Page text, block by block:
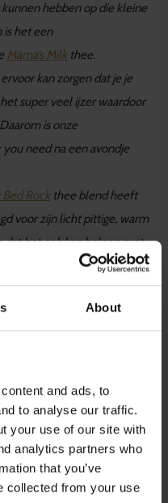
About
and ads, to
to analyse our traffic.
your use of our site with
analytics partners who
that you’ve
collected from your use
hebben op die kleine
is het een
Mama’s Milk thee.
kan zorgen dat je je
super veel ijzer waardoor
is onze
need na een avondje
Rock thee blend heeft
voor zijn licht pittige, warm
dat het ook kan helpen met
blend rocken jullie niet
dat niet alleen een heerlijke
zorgen voor een
kruiden in onze
de kostbare
ze met
zoals vanille,
blend. Want wie zegt dat